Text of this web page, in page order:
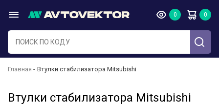
Главная Втулки стабилизатора Mitsubishi
Втулки стабилизатора Mitsubishi